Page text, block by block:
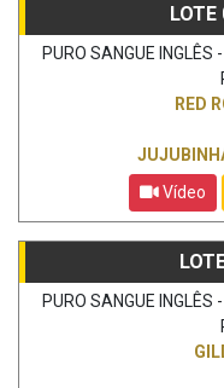
LOTE
PURO SANGUE
RED
Vídeo
PURO SANGUE